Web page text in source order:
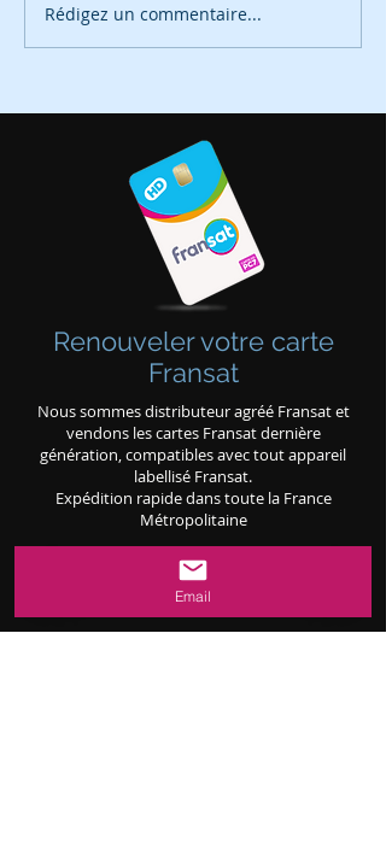
Installation de panneaux
photovoltaïques
Rédigez un commentaire...
Renouveler votre carte
Fransat
Nous sommes distributeur agréé Fransat et
vendons les cartes Fransat dernière
génération, compatibles avec tout appareil
labellisé Fransat.
Expédition rapide dans toute la France
Métropolitaine
Commander votre (vos) carte(s)
Email